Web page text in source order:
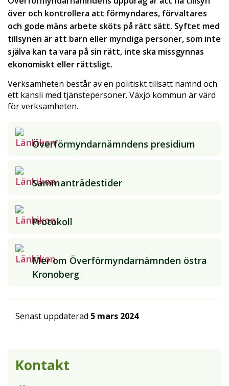
över och kontrollera att förmyndares, förvaltares
och gode mäns arbete sköts på rätt sätt. Syftet med
tillsynen är att barn eller myndiga personer, som inte
själva kan ta vara på sin rätt, inte ska missgynnas
ekonomiskt eller rättsligt.
Verksamheten består av en politiskt tillsatt nämnd och
ett kansli med tjänstepersoner. Växjö kommun är värd
för verksamheten.
Överförmyndarnämndens presidium
Sammanträdestider
Protokoll
Mer om Överförmyndarnämnden östra
Kronoberg
Senast uppdaterad 5 mars 2024
Kontakt